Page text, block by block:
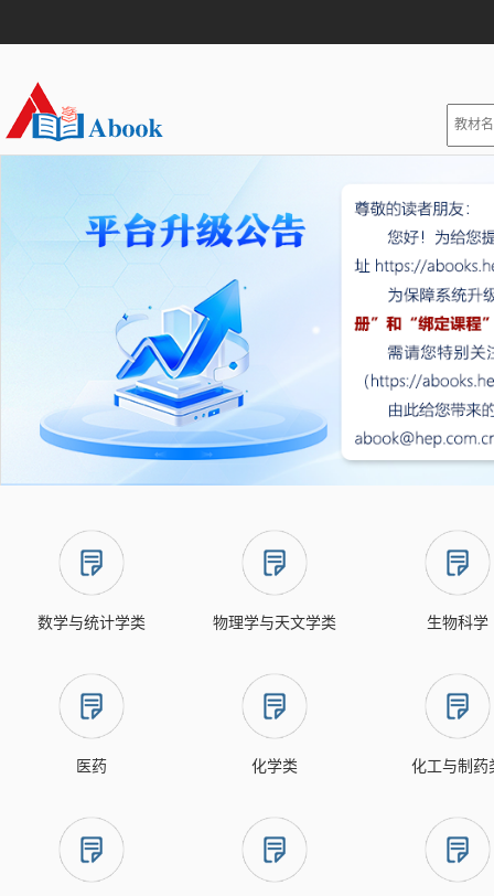
数学与统计学类 物理学与天文学类 生物科学
医药 化学类 化工与制药